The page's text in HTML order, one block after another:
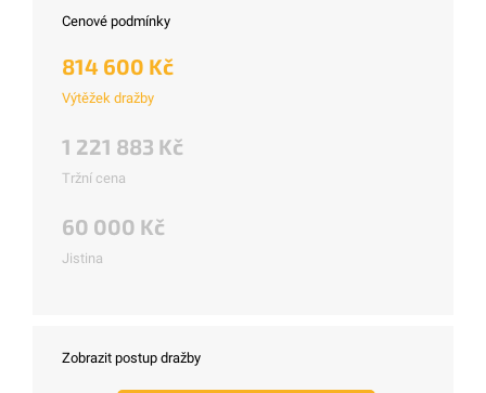
Cenové podmínky
814 600 Kč
Výtěžek dražby
1 221 883 Kč
Tržní cena
60 000 Kč
Jistina
Zobrazit postup dražby